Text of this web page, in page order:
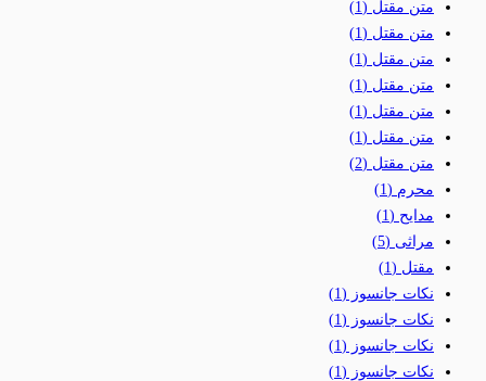
متن مقتل (1)
متن مقتل (1)
متن مقتل (1)
متن مقتل (1)
متن مقتل (1)
متن مقتل (1)
متن مقتل (2)
محرم (1)
مدایح (1)
مراثی (5)
مقتل (1)
نکات جانسوز (1)
نکات جانسوز (1)
نکات جانسوز (1)
نکات جانسوز (1)